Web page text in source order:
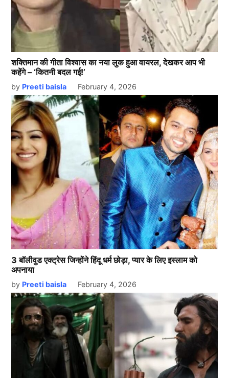
शक्तिमान की गीता विश्वास का नया लुक हुआ वायरल, देखकर आप भी
कहेंगे – ‘कितनी बदल गई!’
by Preeti baisla February 4, 2026
3 बॉलीवुड एक्ट्रेस जिन्होंने हिंदू धर्म छोड़ा, प्यार के लिए इस्लाम को
अपनाया
by Preeti baisla February 4, 2026